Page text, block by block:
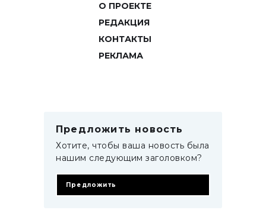
О ПРОЕКТЕ
РЕДАКЦИЯ
КОНТАКТЫ
РЕКЛАМА
Предложить новость
Хотите, чтобы ваша новость была
нашим следующим заголовком?
Предложить